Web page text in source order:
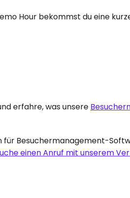
Hour bekommst du eine
erfahre, was unsere
Besuchermanagement-
einen Anruf mit unserem